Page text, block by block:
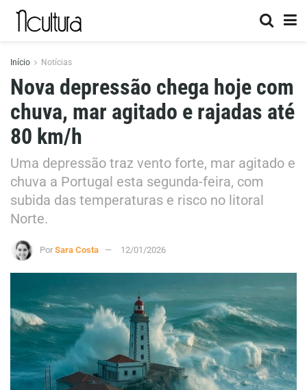
Início Notícias
Nova depressão chega hoje com
chuva, mar agitado e rajadas até
80 km/h
Uma depressão traz vento forte, mar agitado e
chuva a Portugal esta segunda-feira, com
subida das temperaturas e risco no litoral
Norte.
Por Sara Costa 12/01/2026